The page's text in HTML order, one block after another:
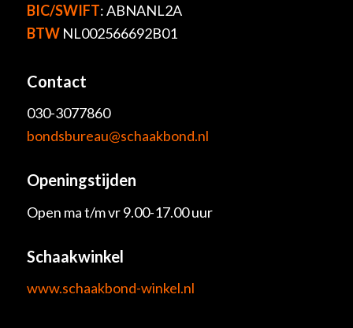
BIC/SWIFT: ABNANL2A
BTWNL002566692B01
Contact
030-3077860
bondsbureau@schaakbond.nl
Openingstijden
Open ma t/m vr 9.00-17.00 uur
Schaakwinkel
www.schaakbond-winkel.nl